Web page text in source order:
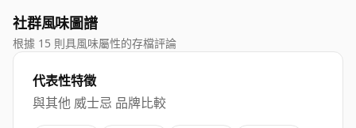
社群風味圖譜
根據 15 則具風味屬性的存檔評論
代表性特徵
與其他 威士忌 品牌比較